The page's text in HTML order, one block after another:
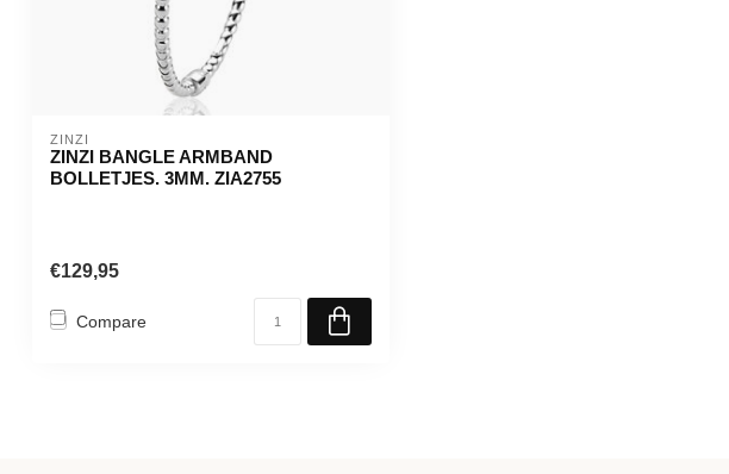
ZINZI
ZINZI BANGLE ARMBAND
BOLLETJES. 3MM. ZIA2755
€129,95
Compare